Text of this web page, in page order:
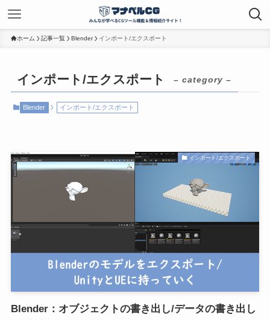
ホーム 記事一覧 Blender インポート/エクスポート
インポート/エクスポート – category –
Blender インポート/エクスポート
インポート/エクスポート
Blender：オブジェクトの書き出し/データの書き出し